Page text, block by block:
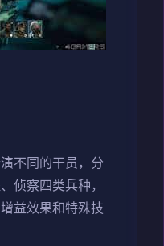
不同的干员，分
侦察四类兵种，
益效果和特殊技